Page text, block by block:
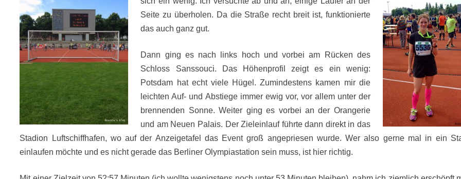
Seite zu überholen. Da die Straße recht breit ist, funktionierte
das auch ganz gut.
Dann ging es nach links hoch und vorbei am Rücken des
Schloss Sanssouci. Das Höhenprofil zeigt es ein wenig:
Potsdam hat echt viele Hügel. Zumindestens kamen mir die
leichten Auf- und Abstiege immer ewig vor, vor allem unter der
brennenden Sonne. Weiter ging es vorbei an der Orangerie
und am Neuen Palais. Der Zieleinlauf führte dann direkt in das
Stadion Luftschiffhafen, wo auf der Anzeigetafel das Event groß angepriesen wurde. Wer also gerne mal in ein
einlaufen möchte und es nicht gerade das Berliner Olympiastation sein muss, ist hier richtig.